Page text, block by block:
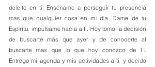
deleite en ti. Enséñame a perseguir tu presencia
mas que cualquier cosa en mi día. Dame de tu
Espíritu, impúlsame hacia a ti. Hoy tomo la decisión
de buscarte más que ayer y de conocerte al
buscarte mas que lo que hoy conozco de Ti.
Entrego mi agenda y mis actividades a ti, y decido